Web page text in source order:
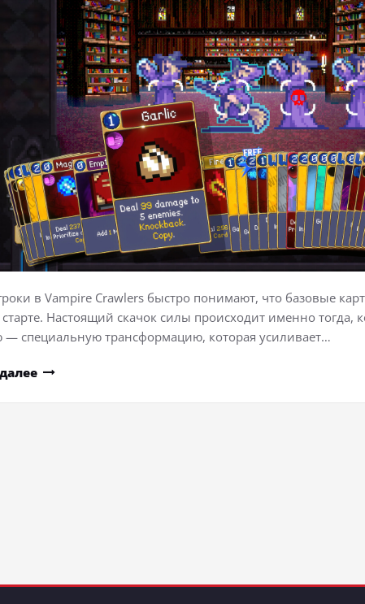
в Vampire Crawlers быстро понимают, что базовые
Настоящий скачок силы происходит именно тогда,
специальную трансформацию, которая усиливает…